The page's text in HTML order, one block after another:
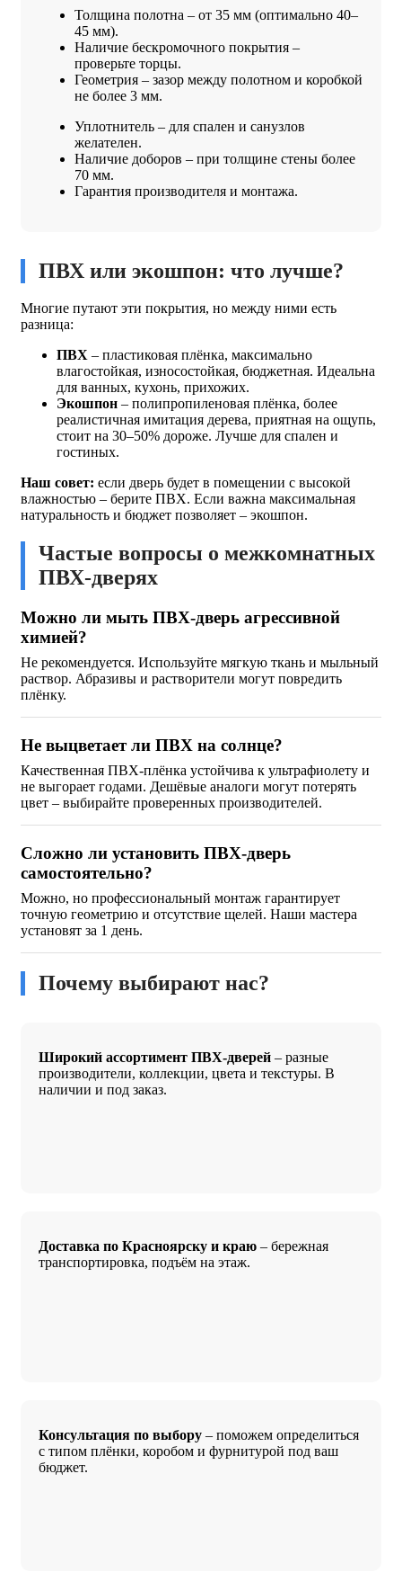
Толщина полотна – от 35 мм (оптимально 40–
45 мм).
Наличие бескромочного покрытия –
проверьте торцы.
Геометрия – зазор между полотном и коробкой
не более 3 мм.
Уплотнитель – для спален и санузлов
желателен.
Наличие доборов – при толщине стены более
70 мм.
Гарантия производителя и монтажа.
ПВХ или экошпон: что лучше?
Многие путают эти покрытия, но между ними есть
разница:
ПВХ – пластиковая плёнка, максимально
влагостойкая, износостойкая, бюджетная. Идеальна
для ванных, кухонь, прихожих.
Экошпон – полипропиленовая плёнка, более
реалистичная имитация дерева, приятная на ощупь,
стоит на 30–50% дороже. Лучше для спален и
гостиных.
Наш совет: если дверь будет в помещении с высокой
влажностью – берите ПВХ. Если важна максимальная
натуральность и бюджет позволяет – экошпон.
Частые вопросы о межкомнатных
ПВХ-дверях
Можно ли мыть ПВХ-дверь агрессивной
химией?
Не рекомендуется. Используйте мягкую ткань и мыльный
раствор. Абразивы и растворители могут повредить
плёнку.
Не выцветает ли ПВХ на солнце?
Качественная ПВХ-плёнка устойчива к ультрафиолету и
не выгорает годами. Дешёвые аналоги могут потерять
цвет – выбирайте проверенных производителей.
Сложно ли установить ПВХ-дверь
самостоятельно?
Можно, но профессиональный монтаж гарантирует
точную геометрию и отсутствие щелей. Наши мастера
установят за 1 день.
Почему выбирают нас?
Широкий ассортимент ПВХ-дверей – разные
производители, коллекции, цвета и текстуры. В
наличии и под заказ.
Доставка по Красноярску и краю – бережная
транспортировка, подъём на этаж.
Консультация по выбору – поможем определиться
с типом плёнки, коробом и фурнитурой под ваш
бюджет.